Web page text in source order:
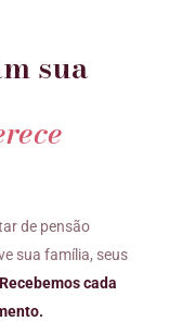
sua
de pensão
sua família, seus
Recebemos cada